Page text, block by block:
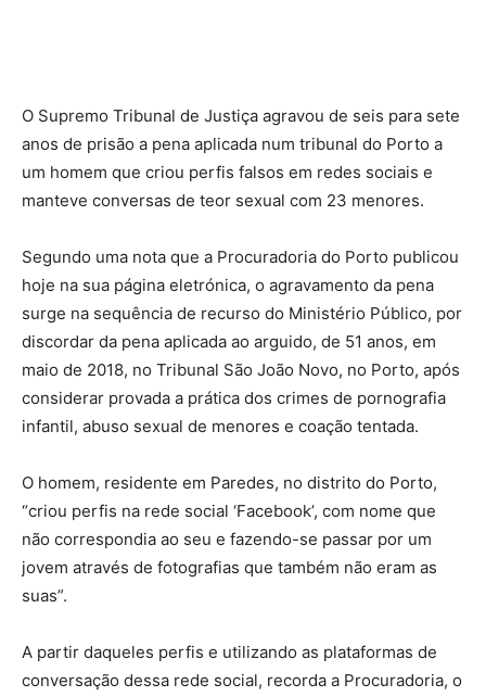
O Supremo Tribunal de Justiça agravou de seis para sete
anos de prisão a pena aplicada num tribunal do Porto a
um homem que criou perfis falsos em redes sociais e
manteve conversas de teor sexual com 23 menores.
Segundo uma nota que a Procuradoria do Porto publicou
hoje na sua página eletrónica, o agravamento da pena
surge na sequência de recurso do Ministério Público, por
discordar da pena aplicada ao arguido, de 51 anos, em
maio de 2018, no Tribunal São João Novo, no Porto, após
considerar provada a prática dos crimes de pornografia
infantil, abuso sexual de menores e coação tentada.
O homem, residente em Paredes, no distrito do Porto,
“criou perfis na rede social ‘Facebook’, com nome que
não correspondia ao seu e fazendo-se passar por um
jovem através de fotografias que também não eram as
suas”.
A partir daqueles perfis e utilizando as plataformas de
conversação dessa rede social, recorda a Procuradoria, o